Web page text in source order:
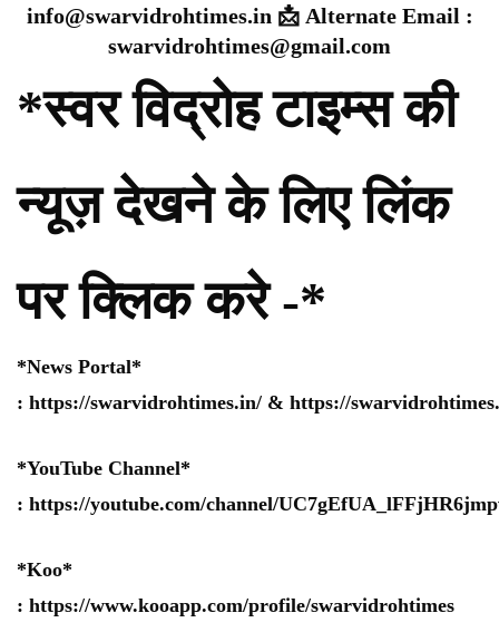
info@swarvidrohtimes.in 📩 Alternate Email :
swarvidrohtimes@gmail.com
*स्वर विद्रोह टाइम्स की
न्यूज़ देखने के लिए लिंक
पर क्लिक करे -*
*News Portal*
: https://swarvidrohtimes.in/ & https://
*YouTube Channel*
: https://youtube.com/channel/
*Koo*
: https://www.kooapp.com/profile/swarvidrohtimes